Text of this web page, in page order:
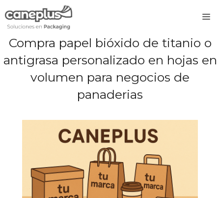
al
Compra papel bióxido de titanio o
antigrasa personalizado en hojas en
volumen para negocios de
panaderias